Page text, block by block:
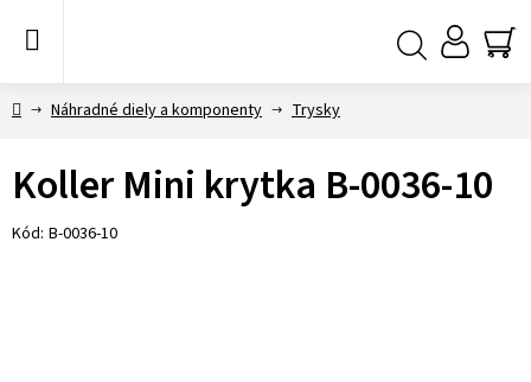
DomovNáhradné diely a komponenty Trysky
Koller Mini krytka B-0036-10
Kód: B-0036-10